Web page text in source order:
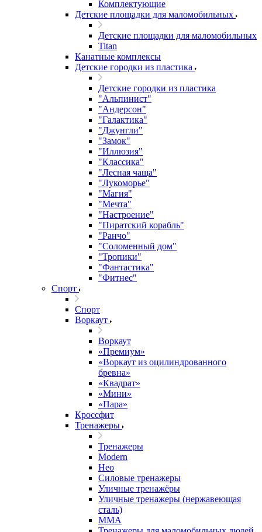
Комплектующие
Детские площадки для маломобильных
Детские площадки для маломобильных
Titan
Канатные комплексы
Детские городки из пластика
Детские городки из пластика
"Альпинист"
"Андерсон"
"Галактика"
"Джунгли"
"Замок"
"Иллюзия"
"Классика"
"Лесная чаща"
"Лукоморье"
"Магия"
"Мечта"
"Настроение"
"Пиратский корабль"
"Ранчо"
"Соломенный дом"
"Тропики"
"Фантастика"
"Фитнес"
Спорт
Спорт
Воркаут
Воркаут
«Премиум»
«Воркаут из оцилиндрованного
бревна»
«Квадрат»
«Мини»
«Пара»
Кроссфит
Тренажеры
Тренажеры
Modern
Нео
Силовые тренажеры
Уличные тренажёры
Уличные тренажеры (нержавеющая
сталь)
ММА